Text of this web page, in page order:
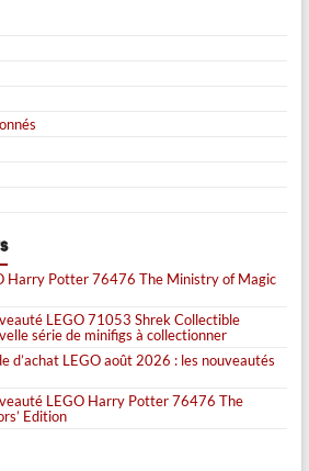
Harry Potter 76476 The Ministry of Magic
LEGO 71053 Shrek Collectible
série de minifigs à collectionner
d’achat LEGO août 2026 : les nouveautés
LEGO Harry Potter 76476 The
Edition